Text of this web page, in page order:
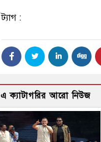
ট্যাগ :
এ ক্যাটাগরির আরো নিউজ